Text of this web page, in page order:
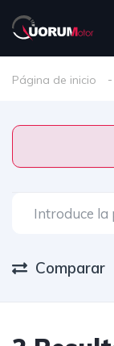
Página de inicio
Comparar